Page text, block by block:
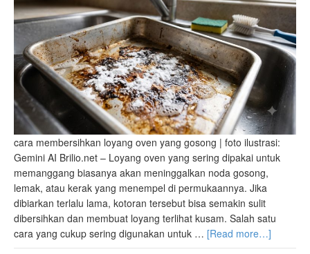
cara membersihkan loyang oven yang gosong | foto ilustrasi:
Gemini AI Brilio.net – Loyang oven yang sering dipakai untuk
memanggang biasanya akan meninggalkan noda gosong,
lemak, atau kerak yang menempel di permukaannya. Jika
dibiarkan terlalu lama, kotoran tersebut bisa semakin sulit
dibersihkan dan membuat loyang terlihat kusam. Salah satu
cara yang cukup sering digunakan untuk … [Read more…]